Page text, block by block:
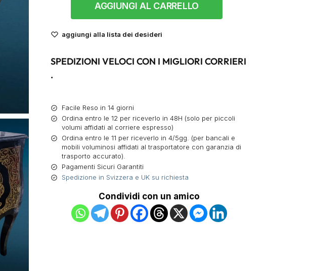
AGGIUNGI AL CARRELLO
aggiungi alla lista dei desideri
SPEDIZIONI VELOCI CON I MIGLIORI CORRIERI
.
Facile Reso in 14 giorni
Ordina entro le 12 per riceverlo in 48H (solo per piccoli
volumi affidati al corriere espresso)
Ordina entro le 11 per riceverlo in 4/5gg. (per bancali e
mobili voluminosi affidati al trasportatore con garanzia di
trasporto accurato).
Pagamenti Sicuri Garantiti
Spedizione in Svizzera e UK su richiesta
Condividi con un amico